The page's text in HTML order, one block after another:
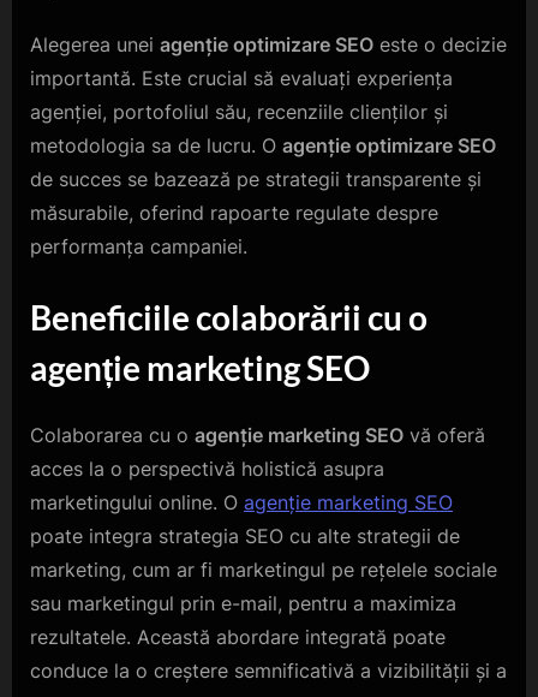
Alegerea unei agenție optimizare SEO este o decizie
importantă. Este crucial să evaluați experiența
agenției, portofoliul său, recenziile clienților și
metodologia sa de lucru. O agenție optimizare SEO
de succes se bazează pe strategii transparente și
măsurabile, oferind rapoarte regulate despre
performanța campaniei.
Beneficiile colaborării cu o
agenție marketing SEO
Colaborarea cu o agenție marketing SEO vă oferă
acces la o perspectivă holistică asupra
marketingului online. O agenție marketing SEO
poate integra strategia SEO cu alte strategii de
marketing, cum ar fi marketingul pe rețelele sociale
sau marketingul prin e-mail, pentru a maximiza
rezultatele. Această abordare integrată poate
conduce la o creștere semnificativă a vizibilității și a